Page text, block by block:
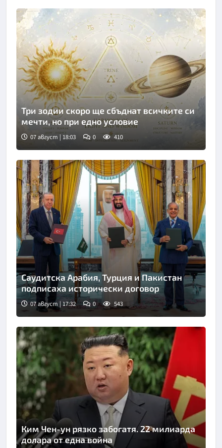
Три зодии скоро ще сбъднат всичките си
мечти, но при едно условие
07 август | 18:03 0 410
Снимка: Саудитска новинарска агенция
Саудитска Арабия, Турция и Пакистан
подписаха исторически договор
07 август | 17:32 0 543
Ким Чен-ун рязко забогатя. 22 милиарда
долара от една война